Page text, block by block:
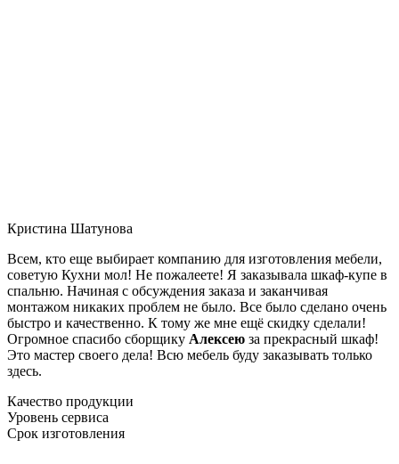
Кристина Шатунова
Всем, кто еще выбирает компанию для изготовления мебели,
советую Кухни мол! Не пожалеете! Я заказывала шкаф-купе в
спальню. Начиная с обсуждения заказа и заканчивая
монтажом никаких проблем не было. Все было сделано очень
быстро и качественно. К тому же мне ещё скидку сделали!
Огромное спасибо сборщику Алексею за прекрасный шкаф!
Это мастер своего дела! Всю мебель буду заказывать только
здесь.
Качество продукции
Уровень сервиса
Срок изготовления